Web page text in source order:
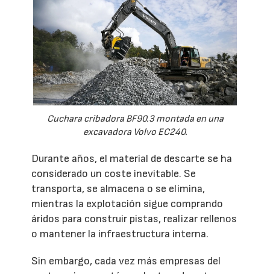
Cuchara cribadora BF90.3 montada en una
excavadora Volvo EC240.
Durante años, el material de descarte se ha
considerado un coste inevitable. Se
transporta, se almacena o se elimina,
mientras la explotación sigue comprando
áridos para construir pistas, realizar rellenos
o mantener la infraestructura interna.
Sin embargo, cada vez más empresas del